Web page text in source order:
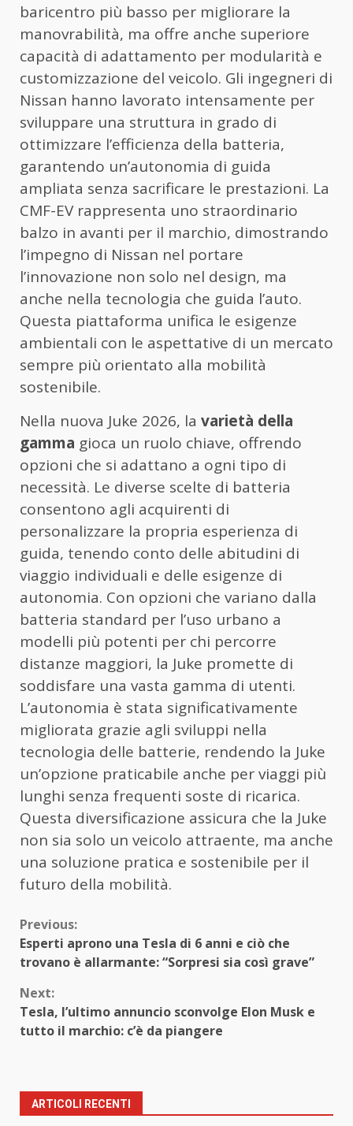
baricentro più basso per migliorare la
manovrabilità, ma offre anche superiore
capacità di adattamento per modularità e
customizzazione del veicolo. Gli ingegneri di
Nissan hanno lavorato intensamente per
sviluppare una struttura in grado di
ottimizzare l’efficienza della batteria,
garantendo un’autonomia di guida
ampliata senza sacrificare le prestazioni. La
CMF-EV rappresenta uno straordinario
balzo in avanti per il marchio, dimostrando
l’impegno di Nissan nel portare
l’innovazione non solo nel design, ma
anche nella tecnologia che guida l’auto.
Questa piattaforma unifica le esigenze
ambientali con le aspettative di un mercato
sempre più orientato alla mobilità
sostenibile.
Nella nuova Juke 2026, la varietà della
gamma gioca un ruolo chiave, offrendo
opzioni che si adattano a ogni tipo di
necessità. Le diverse scelte di batteria
consentono agli acquirenti di
personalizzare la propria esperienza di
guida, tenendo conto delle abitudini di
viaggio individuali e delle esigenze di
autonomia. Con opzioni che variano dalla
batteria standard per l’uso urbano a
modelli più potenti per chi percorre
distanze maggiori, la Juke promette di
soddisfare una vasta gamma di utenti.
L’autonomia è stata significativamente
migliorata grazie agli sviluppi nella
tecnologia delle batterie, rendendo la Juke
un’opzione praticabile anche per viaggi più
lunghi senza frequenti soste di ricarica.
Questa diversificazione assicura che la Juke
non sia solo un veicolo attraente, ma anche
una soluzione pratica e sostenibile per il
futuro della mobilità.
Continue
Reading
Previous:
Esperti aprono una Tesla di 6 anni e ciò che
trovano è allarmante: “Sorpresi sia così grave”
Next:
Tesla, l’ultimo annuncio sconvolge Elon Musk e
tutto il marchio: c’è da piangere
ARTICOLI RECENTI